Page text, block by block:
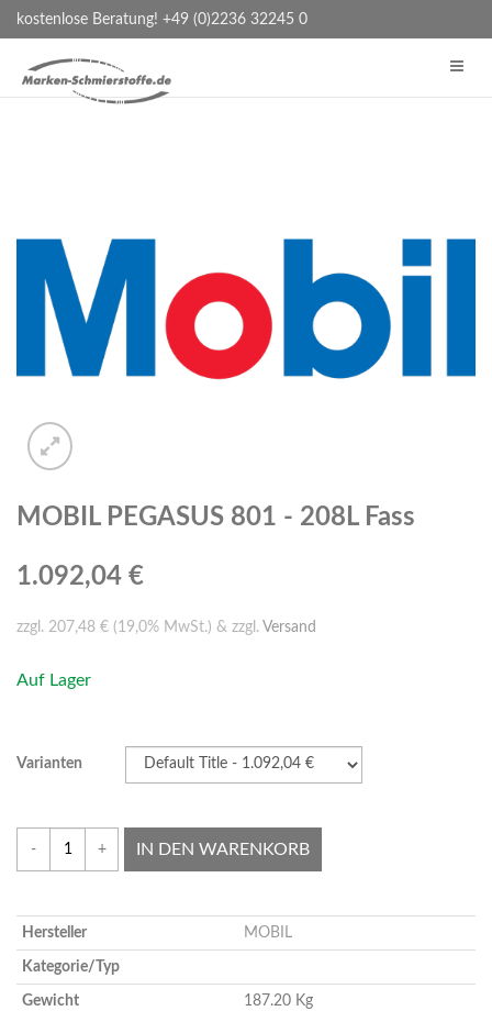
kostenlose Beratung! +49 (0)2236 32245 0
MOBIL PEGASUS 801 - 208L Fass
1.092,04 €
zzgl. 207,48 € (19,0% MwSt.) & zzgl. Versand
Auf Lager
Varianten
- + IN DEN WARENKORB
Hersteller MOBIL
Kategorie/Typ
Gewicht 187.20 Kg